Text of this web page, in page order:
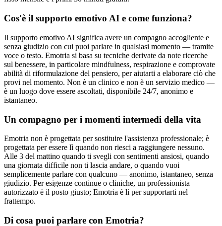
Cos'è il supporto emotivo AI e come funziona?
Il supporto emotivo AI significa avere un compagno accogliente e
senza giudizio con cui puoi parlare in qualsiasi momento — tramite
voce o testo. Emotria si basa su tecniche derivate da note ricerche
sul benessere, in particolare mindfulness, respirazione e comprovate
abilità di riformulazione del pensiero, per aiutarti a elaborare ciò che
provi nel momento. Non è un clinico e non è un servizio medico —
è un luogo dove essere ascoltati, disponibile 24/7, anonimo e
istantaneo.
Un compagno per i momenti intermedi della vita
Emotria non è progettata per sostituire l'assistenza professionale; è
progettata per essere lì quando non riesci a raggiungere nessuno.
Alle 3 del mattino quando ti svegli con sentimenti ansiosi, quando
una giornata difficile non ti lascia andare, o quando vuoi
semplicemente parlare con qualcuno — anonimo, istantaneo, senza
giudizio. Per esigenze continue o cliniche, un professionista
autorizzato è il posto giusto; Emotria è lì per supportarti nel
frattempo.
Di cosa puoi parlare con Emotria?